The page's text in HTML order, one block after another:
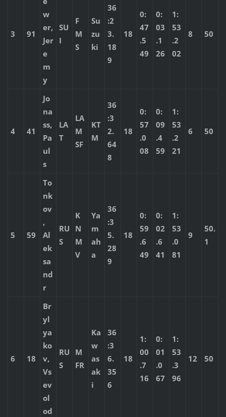
3 91
w
er,
Jer
e
m
y
SU
I
F
M
S
Su
zu
ki
36
:2
3.
18
9
18
0:
47
.5
49
0:
03
.1
26
1:
53
.2
02
8 50
4 41
Jo
na
ss,
Pa
ul
s
LA
T
LA
M
SF
KT
M
36
:3
2.
64
8
18
0:
57
.0
08
0:
09
.4
59
1:
53
.2
21
6 50
5 59
To
nk
ov
,
Al
ek
sa
nd
r
RU
S
K
N
M
V
Ya
m
ah
a
36
:3
5.
28
9
18
0:
59
.6
49
0:
02
.6
41
1:
53
.0
81
9
50.
1
6 18
Br
yl
ya
ko
v,
Vs
ev
ol
od
RU
S
M
FR
Ka
w
as
ak
i
36
:3
6.
35
6
18
1:
00
.7
16
0:
01
.0
67
1:
53
.3
96
12 50